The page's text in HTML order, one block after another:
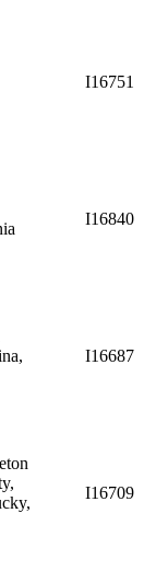
I16751
I16840
I16687
I16709